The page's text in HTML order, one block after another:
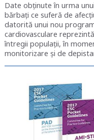
Date obținute în urma
bărbați ce suferă de
datorită unui nou
cardiovasculare
întregii populații, în
monitorizare și de